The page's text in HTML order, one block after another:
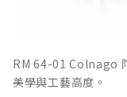
RM 64-01 Colnago
美學與工藝高度。